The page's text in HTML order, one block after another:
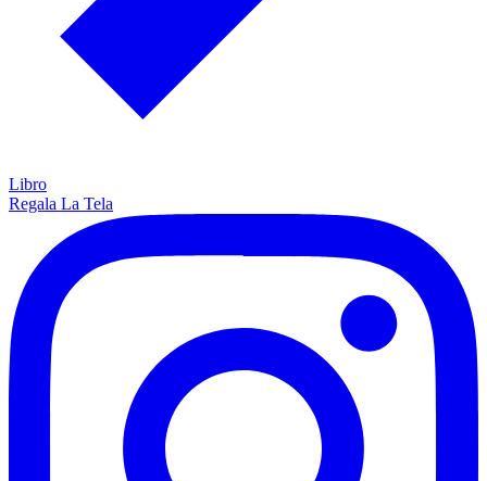
Libro
Regala La Tela